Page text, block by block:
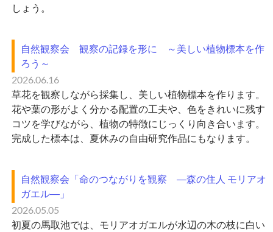
しょう。
自然観察会 観察の記録を形に ～美しい植物標本を作
ろう～
2026.06.16
草花を観察しながら採集し、美しい植物標本を作ります。
花や葉の形がよく分かる配置の工夫や、色をきれいに残す
コツを学びながら、植物の特徴にじっくり向き合います。
完成した標本は、夏休みの自由研究作品にもなります。
自然観察会「命のつながりを観察 ―森の住人 モリアオ
ガエル―」
2026.05.05
初夏の馬取池では、モリアオガエルが水辺の木の枝に白い